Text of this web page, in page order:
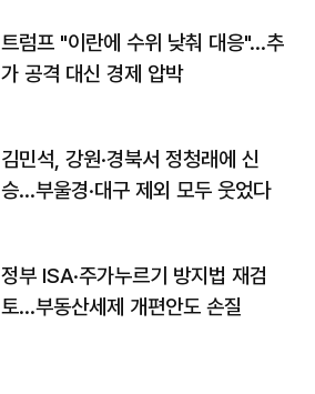
트럼프 "이란에 수위 낮춰 대응"…추
가 공격 대신 경제 압박
김민석, 강원·경북서 정청래에 신
승…부울경·대구 제외 모두 웃었다
정부 ISA·주가누르기 방지법 재검
토…부동산세제 개편안도 손질